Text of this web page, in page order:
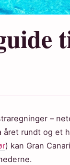
–
året rundt og et
) kan Gran